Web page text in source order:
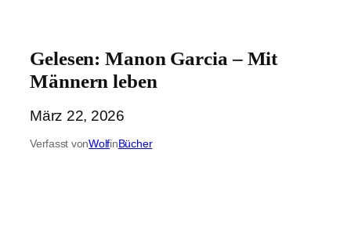
Gelesen: Manon Garcia – Mit
Männern leben
März 22, 2026
Verfasst vonWolfinBücher